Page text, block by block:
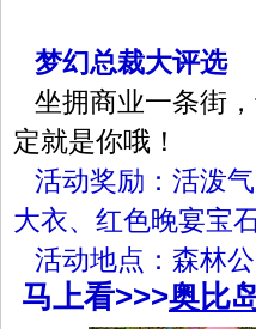
梦幻总裁大评选
坐拥商业一条街
定就是你哦！
活动奖励：活泼
大衣、红色晚宴宝
活动地点：森林公
马上看>>>奥比